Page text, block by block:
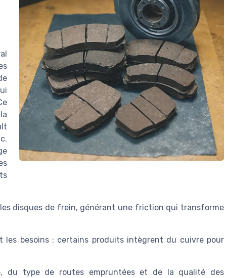
disques de frein, générant une friction qui transforme
les besoins : certains produits intègrent du cuivre pour
du type de routes empruntées et de la qualité des